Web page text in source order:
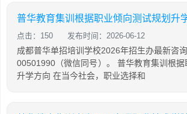
普华教育集训根据职业倾向测试规划升
点击：150 发布时间：2026-06-12
成都普华单招培训学校2026年招生办最新咨
00501990（微信同号）。 普华教育集训根
升学方向 在当今社会，职业选择和